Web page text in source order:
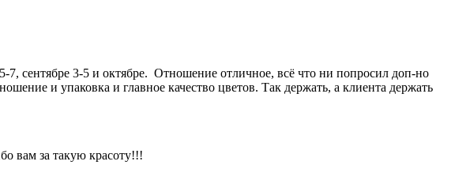
7, сентябре 3-5 и октябре. Отношение отличное, всё что ни попросил доп-но
и упаковка и главное качество цветов. Так держать, а клиента держать
вам за такую красоту!!!